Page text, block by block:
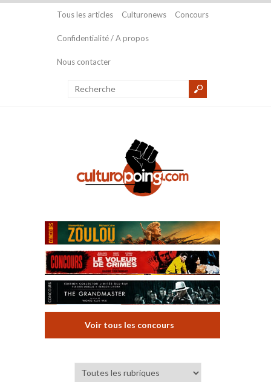
Tous les articles Culturonews Concours
Confidentialité / A propos
Nous contacter
Voir tous les concours